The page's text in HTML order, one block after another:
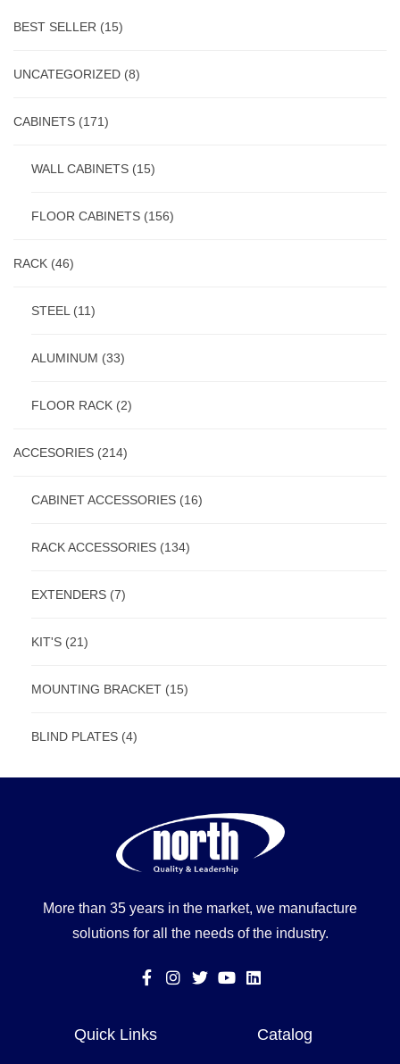
BEST SELLER (15)
UNCATEGORIZED (8)
CABINETS (171)
WALL CABINETS (15)
FLOOR CABINETS (156)
RACK (46)
STEEL (11)
ALUMINUM (33)
FLOOR RACK (2)
ACCESORIES (214)
CABINET ACCESSORIES (16)
RACK ACCESSORIES (134)
EXTENDERS (7)
KIT'S (21)
MOUNTING BRACKET (15)
BLIND PLATES (4)
More than 35 years in the market, we manufacture
solutions for all the needs of the industry.
Quick Links Catalog